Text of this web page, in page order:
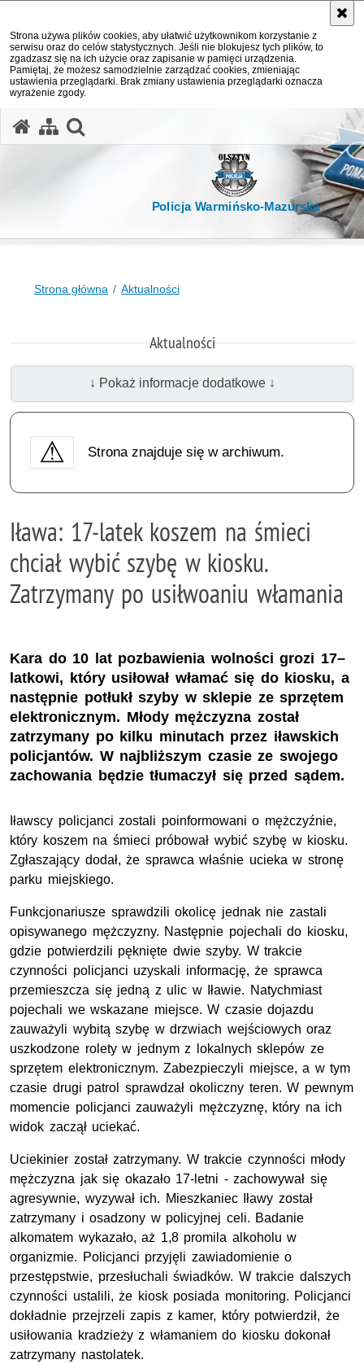
Strona używa plików cookies, aby ułatwić użytkownikom korzystanie z
serwisu oraz do celów statystycznych. Jeśli nie blokujesz tych plików, to
zgadzasz się na ich użycie oraz zapisanie w pamięci urządzenia.
Pamiętaj, że możesz samodzielnie zarządzać cookies, zmieniając
ustawienia przeglądarki. Brak zmiany ustawienia przeglądarki oznacza
wyrażenie zgody.
Policja Warmińsko-Mazurska
Strona główna Aktualności
Aktualności
↓ Pokaż informacje dodatkowe ↓
Strona znajduje się w archiwum.
Iława: 17-latek koszem na śmieci
chciał wybić szybę w kiosku.
Zatrzymany po usiłwoaniu włamania
Kara do 10 lat pozbawienia wolności grozi 17–
latkowi, który usiłował włamać się do kiosku, a
następnie potłukł szyby w sklepie ze sprzętem
elektronicznym. Młody mężczyzna został
zatrzymany po kilku minutach przez iławskich
policjantów. W najbliższym czasie ze swojego
zachowania będzie tłumaczył się przed sądem.
Iławscy policjanci zostali poinformowani o mężczyźnie,
który koszem na śmieci próbował wybić szybę w kiosku.
Zgłaszający dodał, że sprawca właśnie ucieka w stronę
parku miejskiego.
Funkcjonariusze sprawdzili okolicę jednak nie zastali
opisywanego mężczyzny. Następnie pojechali do kiosku,
gdzie potwierdzili pęknięte dwie szyby. W trakcie
czynności policjanci uzyskali informację, że sprawca
przemieszcza się jedną z ulic w Iławie. Natychmiast
pojechali we wskazane miejsce. W czasie dojazdu
zauważyli wybitą szybę w drzwiach wejściowych oraz
uszkodzone rolety w jednym z lokalnych sklepów ze
sprzętem elektronicznym. Zabezpieczyli miejsce, a w tym
czasie drugi patrol sprawdzał okoliczny teren. W pewnym
momencie policjanci zauważyli mężczyznę, który na ich
widok zaczął uciekać.
Uciekinier został zatrzymany. W trakcie czynności młody
mężczyzna jak się okazało 17-letni - zachowywał się
agresywnie, wyzywał ich. Mieszkaniec Iławy został
zatrzymany i osadzony w policyjnej celi. Badanie
alkomatem wykazało, aż 1,8 promila alkoholu w
organizmie. Policjanci przyjęli zawiadomienie o
przestępstwie, przesłuchali świadków. W trakcie dalszych
czynności ustalili, że kiosk posiada monitoring. Policjanci
dokładnie przejrzeli zapis z kamer, który potwierdził, że
usiłowania kradzieży z włamaniem do kiosku dokonał
zatrzymany nastolatek.